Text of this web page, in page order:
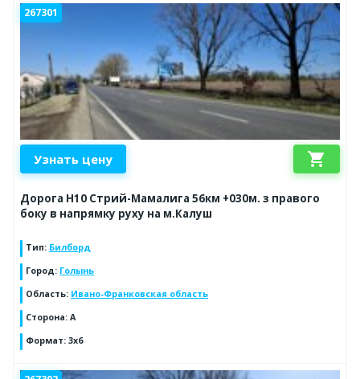
267301
Узнать цену shopping_cart
Дорога Н10 Стрий-Мамалига 56км +030м. з правого
боку в напрямку руху на м.Калуш
Тип: Билборд
Город: Голынь
Область: Ивано-Франковская область
Сторона: А
Формат: 3x6